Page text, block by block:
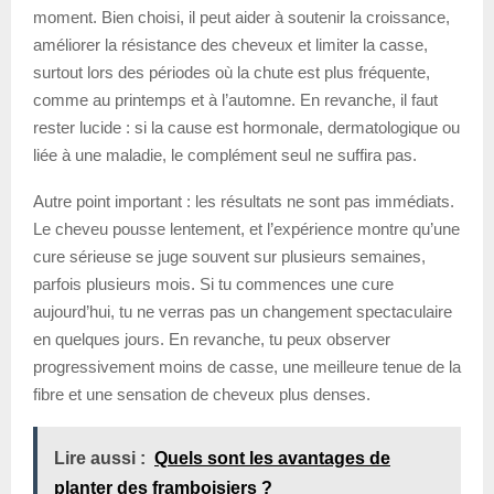
moment. Bien choisi, il peut aider à soutenir la croissance,
améliorer la résistance des cheveux et limiter la casse,
surtout lors des périodes où la chute est plus fréquente,
comme au printemps et à l’automne. En revanche, il faut
rester lucide : si la cause est hormonale, dermatologique ou
liée à une maladie, le complément seul ne suffira pas.
Autre point important : les résultats ne sont pas immédiats.
Le cheveu pousse lentement, et l’expérience montre qu’une
cure sérieuse se juge souvent sur plusieurs semaines,
parfois plusieurs mois. Si tu commences une cure
aujourd’hui, tu ne verras pas un changement spectaculaire
en quelques jours. En revanche, tu peux observer
progressivement moins de casse, une meilleure tenue de la
fibre et une sensation de cheveux plus denses.
Lire aussi : Quels sont les avantages de
planter des framboisiers ?